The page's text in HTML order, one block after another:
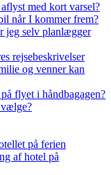
med kort varsel?
når I kommer frem?
jeg selv planlægger
rejsebeskrivelser
og venner kan
flyet i håndbagagen?
på ferien
af hotel på